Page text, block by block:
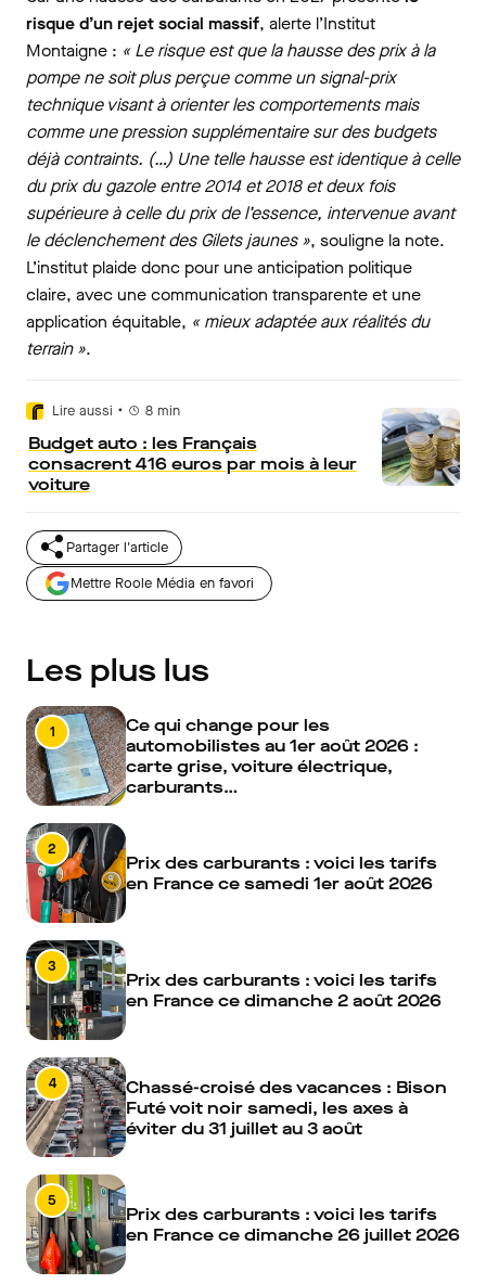
risque d’un rejet social massif, alerte l’Institut
Montaigne : « Le risque est que la hausse des prix à la
pompe ne soit plus perçue comme un signal-prix
technique visant à orienter les comportements mais
comme une pression supplémentaire sur des budgets
déjà contraints. (…) Une telle hausse est identique à celle
du prix du gazole entre 2014 et 2018 et deux fois
supérieure à celle du prix de l’essence, intervenue avant
le déclenchement des Gilets jaunes », souligne la note.
L’institut plaide donc pour une anticipation politique
claire, avec une communication transparente et une
application équitable, « mieux adaptée aux réalités du
terrain ».
Lire aussi • 8 min
Budget auto : les Français
consacrent 416 euros par mois à leur
voiture
Partager l'article
Mettre Roole Média en favori
Les plus lus
1
Ce qui change pour les
automobilistes au 1er août 2026 :
carte grise, voiture électrique,
carburants…
2
Prix des carburants : voici les tarifs
en France ce samedi 1er août 2026
3
Prix des carburants : voici les tarifs
en France ce dimanche 2 août 2026
4
Chassé-croisé des vacances : Bison
Futé voit noir samedi, les axes à
éviter du 31 juillet au 3 août
5
Prix des carburants : voici les tarifs
en France ce dimanche 26 juillet 2026